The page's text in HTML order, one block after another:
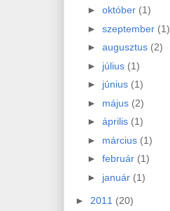
► október (1)
► szeptember (1)
► augusztus (2)
► július (1)
► június (1)
► május (2)
► április (1)
► március (1)
► február (1)
► január (1)
► 2011 (20)